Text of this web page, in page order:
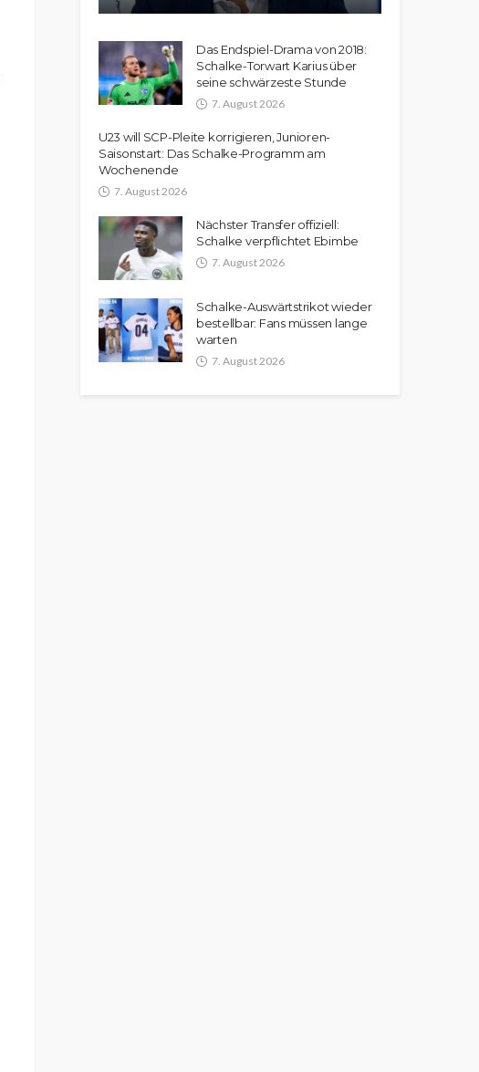
Das Endspiel-Drama von 2018:
Schalke-Torwart Karius über
seine schwärzeste Stunde
7. August 2026
U23 will SCP-Pleite korrigieren, Junioren-
Saisonstart: Das Schalke-Programm am
Wochenende
7. August 2026
Nächster Transfer offiziell:
Schalke verpflichtet Ebimbe
7. August 2026
Schalke-Auswärtstrikot wieder
bestellbar: Fans müssen lange
warten
7. August 2026